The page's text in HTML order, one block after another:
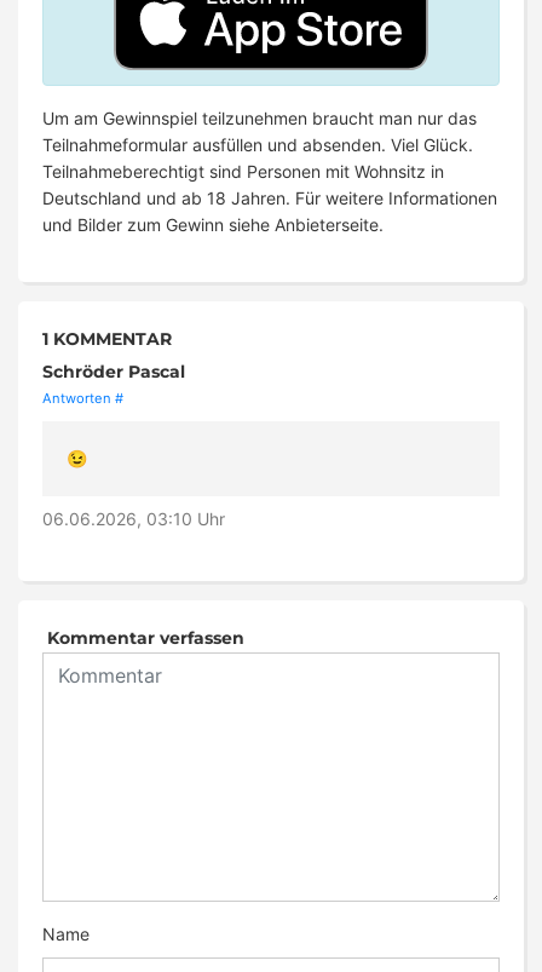
Um am Gewinnspiel teilzunehmen braucht man nur das
Teilnahmeformular ausfüllen und absenden. Viel Glück.
Teilnahmeberechtigt sind Personen mit Wohnsitz in
Deutschland und ab 18 Jahren. Für weitere Informationen
und Bilder zum Gewinn siehe Anbieterseite.
1 KOMMENTAR
Schröder Pascal
Antworten #
😉
06.06.2026, 03:10 Uhr
Kommentar verfassen
Name